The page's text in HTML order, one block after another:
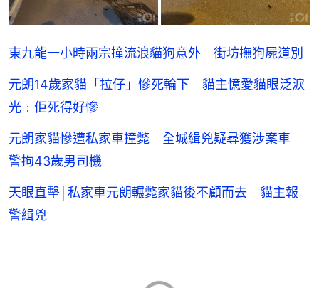
東九龍一小時兩宗撞流浪貓狗意外 街坊撫狗屍道別
元朗14歲家貓「拉仔」慘死輪下 貓主憶愛貓眼泛淚
光﹕佢死得好慘
元朗家貓慘遭私家車撞斃 全城緝兇疑尋獲涉案車
警拘43歲男司機
天眼直擊│私家車元朗輾斃家貓後不顧而去 貓主報
警緝兇